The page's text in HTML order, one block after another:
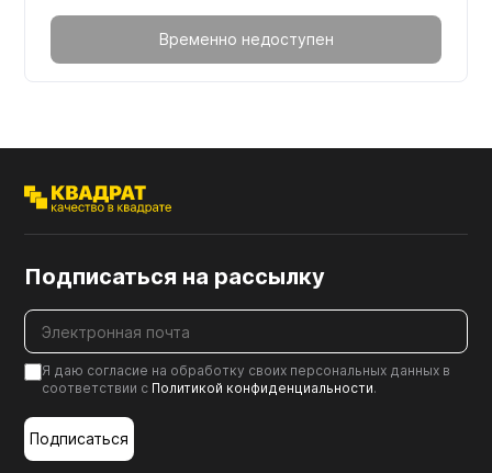
Временно недоступен
Подписаться на рассылку
Я даю согласие на обработку своих персональных данных в
соответствии с Политикой конфиденциальности.
Подписаться